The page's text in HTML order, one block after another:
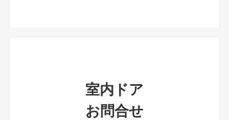
室内ドア
お問合せ